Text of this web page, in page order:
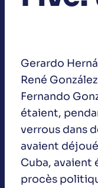
Gerardo
René
Fernando
étaient,
verrous dans
avaient
Cuba, avaient
procès